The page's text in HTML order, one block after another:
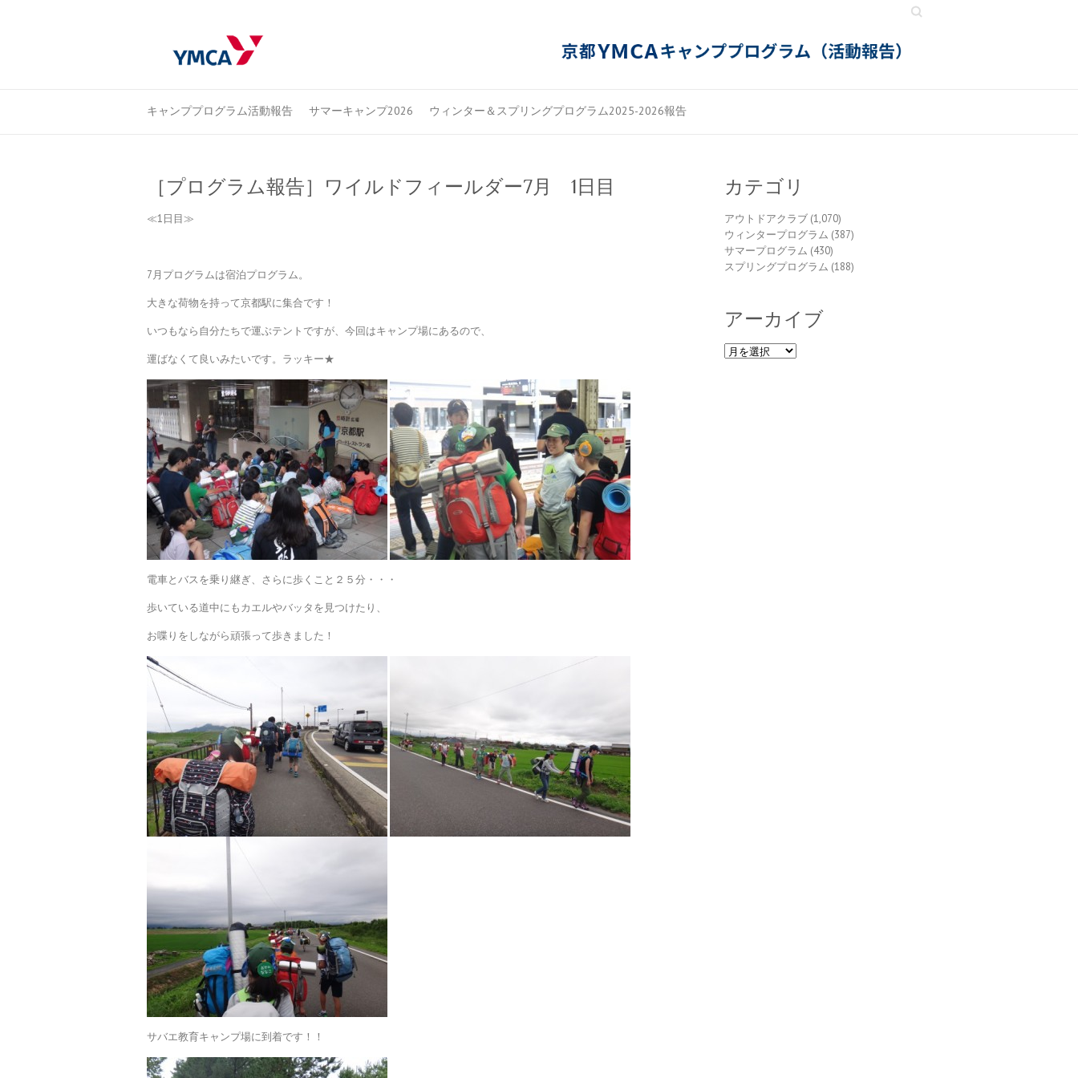
Search
キャンププログラム活動報告 サマーキャンプ2026 ウィンター＆スプリングプログラム2025-2026報告
［プログラム報告］ワイルドフィールダー7月 1日目
≪1日目≫
7月プログラムは宿泊プログラム。
大きな荷物を持って京都駅に集合です！
いつもなら自分たちで運ぶテントですが、今回はキャンプ場にあるので、
運ばなくて良いみたいです。ラッキー★
電車とバスを乗り継ぎ、さらに歩くこと２５分・・・
歩いている道中にもカエルやバッタを見つけたり、
お喋りをしながら頑張って歩きました！
サバエ教育キャンプ場に到着です！！
カテゴリ
アウトドアクラブ (1,070)
ウィンタープログラム (387)
サマープログラム (430)
スプリングプログラム (188)
アーカイブ
ア